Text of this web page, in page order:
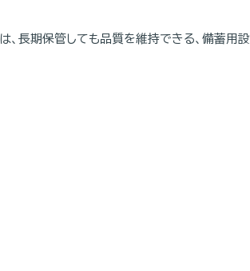
、長期保管しても品質を維持できる、備蓄用設